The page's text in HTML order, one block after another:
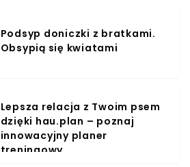
Podsyp doniczki z bratkami.
Obsypią się kwiatami
Lepsza relacja z Twoim psem
dzięki hau.plan – poznaj
innowacyjny planer
treningowy